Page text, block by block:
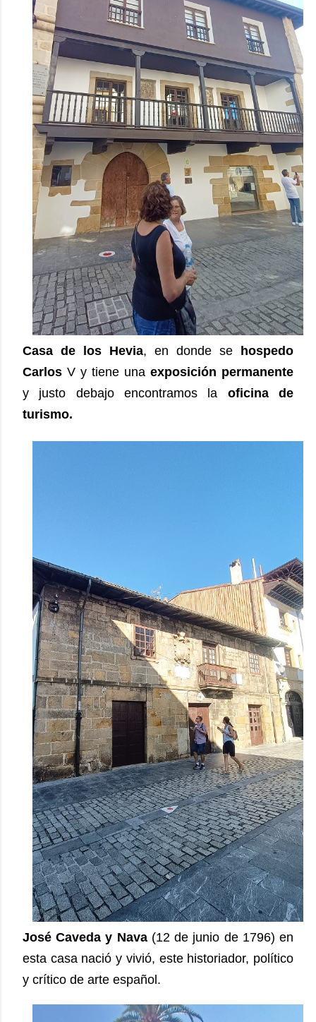
Casa de los Hevia, en donde se
hospedo
Carlos V y tiene una exposición permanente
y justo debajo encontramos la oficina de
turismo.
José Caveda y Nava(12 de junio de 1796) en
esta casa nació y vivió, este historiador, político
y crítico de arte español.